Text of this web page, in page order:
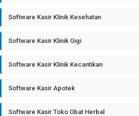
Software Kasir Klinik Kesehatan
Software Kasir Klinik Gigi
Software Kasir Klinik Kecantikan
Software Kasir Apotek
Software Kasir Toko Obat Herbal